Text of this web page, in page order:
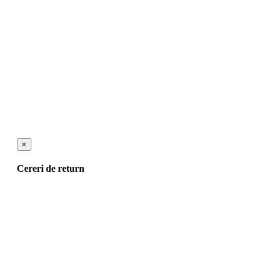
×
Cereri de return